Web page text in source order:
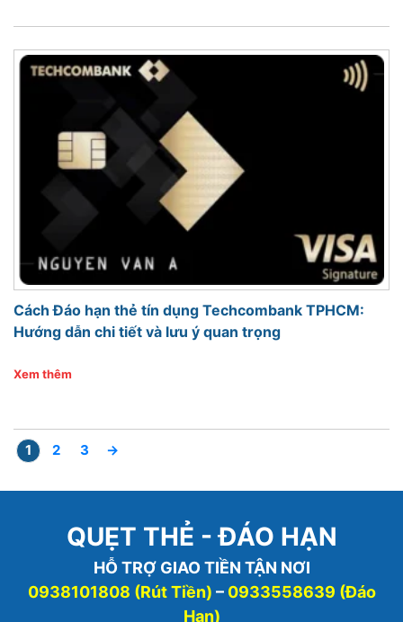
Cách Đáo hạn thẻ tín dụng Techcombank TPHCM:
Hướng dẫn chi tiết và lưu ý quan trọng
Xem thêm
1 2 3 →
QUẸT THẺ - ĐÁO HẠN
HỖ TRỢ GIAO TIỀN TẬN NƠI
0938101808 (Rút Tiền) – 0933558639 (Đáo
Hạn)